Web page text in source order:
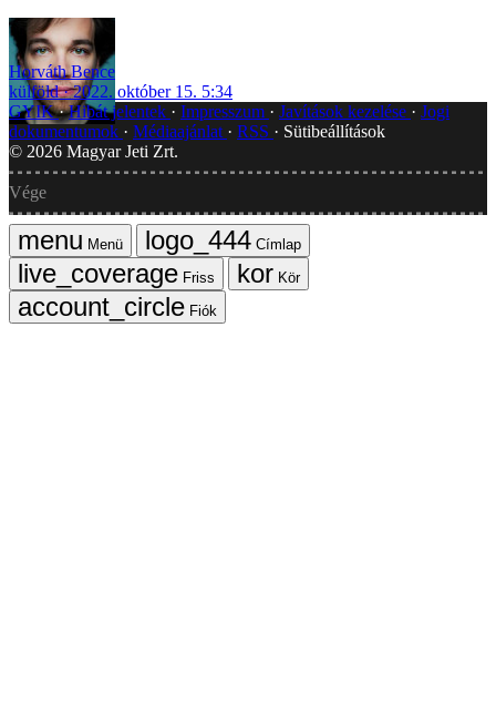
Horváth Bence
külföld
2022. október 15. 5:34
GYIK Hibát jelentek Impresszum Javítások kezelése
Jogi
dokumentumok
Médiaajánlat RSS
Sütibeállítások
© 2026 Magyar Jeti Zrt.
Vége
Menü
Címlap
Friss
Kör
Fiók